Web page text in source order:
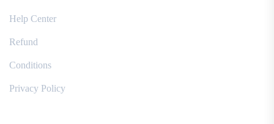
Help Center
Refund
Conditions
Privacy Policy